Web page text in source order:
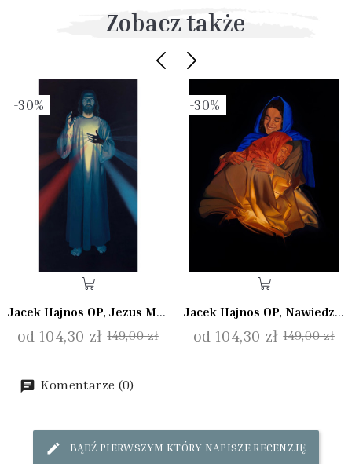
Zobacz także
-30%
Jacek Hajnos OP, Jezus Miłosierny
od 104,30 zł149,00 zł
-30%
Jacek Hajnos OP, Nawiedzenie I
od 104,30 zł149,00 zł
Komentarze (0)
BĄDŹ PIERWSZYM KTÓRY NAPISZE RECENZJĘ